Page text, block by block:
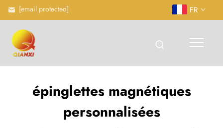
[email protected] FR
épinglettes magnétiques
personnalisées